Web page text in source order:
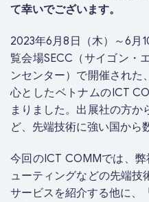
て幸いでございます。
2023年6月8日（木）～6月
覧会場SECC（サイゴン・
ンセンター）で開催された
心としたベトナムのICT
まりました。出展社の方か
ど、先端技術に強い国から
今回のICT COMMでは、
ューティングなどの先端技
サービスを紹介する他に、